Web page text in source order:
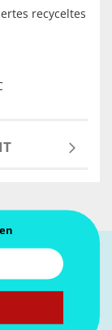
recyceltes